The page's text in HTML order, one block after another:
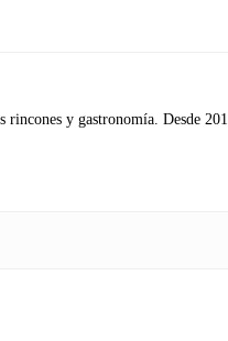
y gastronomía. Desde